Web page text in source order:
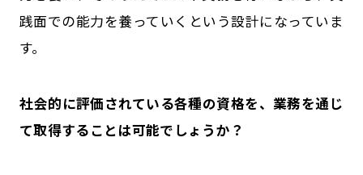
践面での能力を養っていくという設計になっていま
す。
――社会的に評価されている各種の資格を、業務を通じ
て取得することは可能でしょうか？